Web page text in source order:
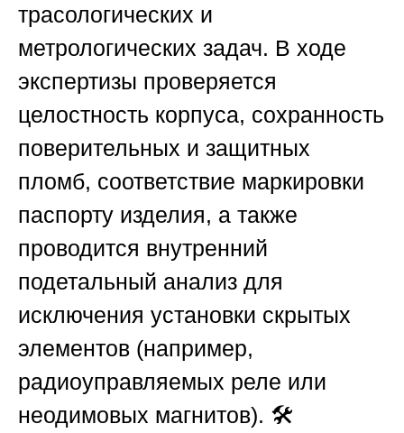
трасологических и
метрологических задач. В ходе
экспертизы проверяется
целостность корпуса, сохранность
поверительных и защитных
пломб, соответствие маркировки
паспорту изделия, а также
проводится внутренний
подетальный анализ для
исключения установки скрытых
элементов (например,
радиоуправляемых реле или
неодимовых магнитов). 🛠️